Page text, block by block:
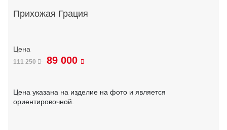
Прихожая Грация
111 250 89 000
Цена указана на изделие на фото и является
ориентировочной.